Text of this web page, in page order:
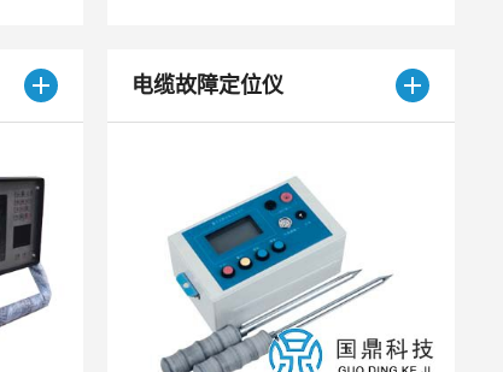
电缆故障定位仪